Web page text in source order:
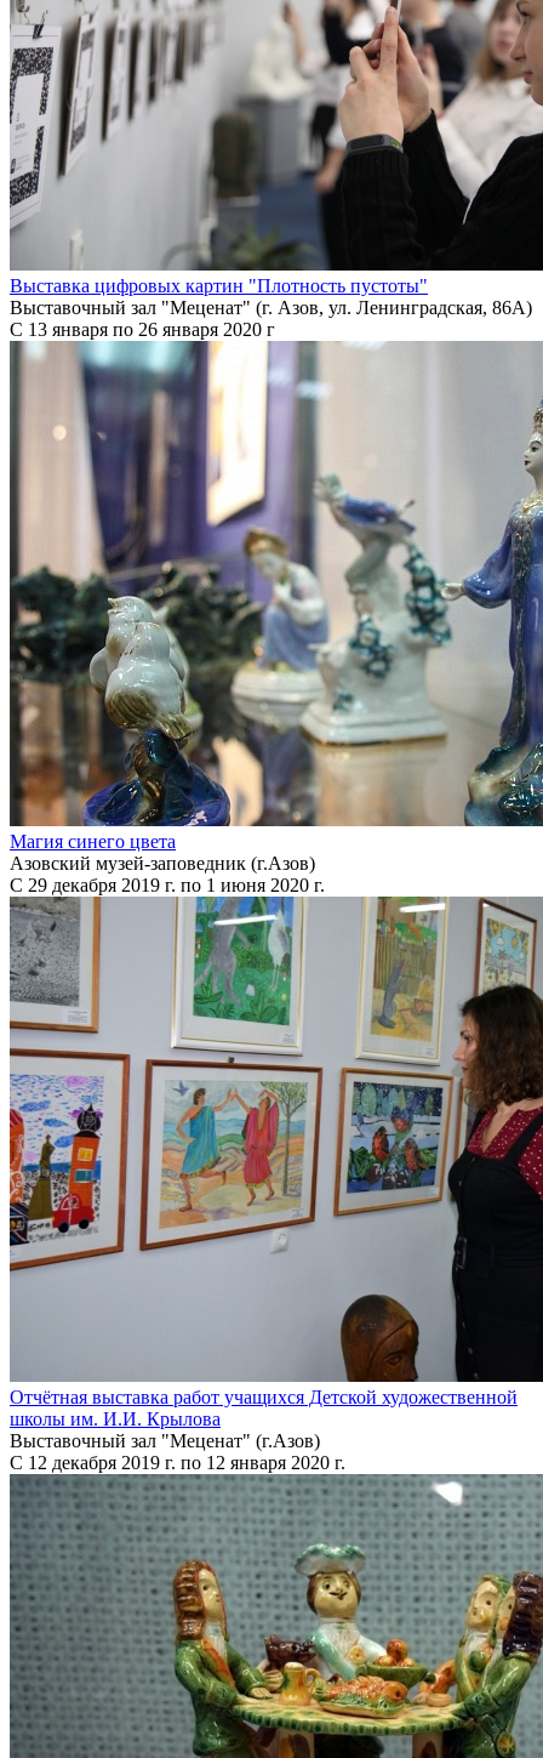
Выставка цифровых картин "Плотность пустоты"
Выставочный зал "Меценат" (г. Азов, ул. Ленинградская, 86A)
C 13 января по 26 января 2020 г
Магия синего цвета
Азовский музей-заповедник (г.Азов)
С 29 декабря 2019 г. по 1 июня 2020 г.
Отчётная выставка работ учащихся Детской художественной
школы им. И.И. Крылова
Выставочный зал "Меценат" (г.Азов)
С 12 декабря 2019 г. по 12 января 2020 г.